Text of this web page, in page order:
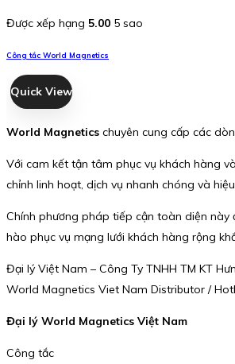
Được xếp hạng 5.00 5 sao
Công tắc World Magnetics
Quick View
World Magnetics chuyên cung cấp các
Với cam kết tận tâm phục vụ khách hàng
chỉnh linh hoạt, dịch vụ nhanh chóng và
Chính phương pháp tiếp cận toàn diện này
hào phục vụ mạng lưới khách hàng rộng
Đại lý Việt Nam – Công Ty TNHH TM KT
World Magnetics Viet Nam Distributor /
Đại lý World Magnetics Việt Nam
Công tắc